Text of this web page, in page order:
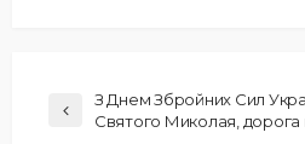
З Днем Збройних Сил
Святого Миколая, дорога